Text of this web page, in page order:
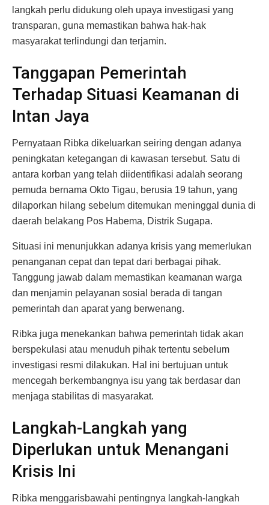
langkah perlu didukung oleh upaya investigasi yang
transparan, guna memastikan bahwa hak-hak
masyarakat terlindungi dan terjamin.
Tanggapan Pemerintah
Terhadap Situasi Keamanan di
Intan Jaya
Pernyataan Ribka dikeluarkan seiring dengan adanya
peningkatan ketegangan di kawasan tersebut. Satu di
antara korban yang telah diidentifikasi adalah seorang
pemuda bernama Okto Tigau, berusia 19 tahun, yang
dilaporkan hilang sebelum ditemukan meninggal dunia di
daerah belakang Pos Habema, Distrik Sugapa.
Situasi ini menunjukkan adanya krisis yang memerlukan
penanganan cepat dan tepat dari berbagai pihak.
Tanggung jawab dalam memastikan keamanan warga
dan menjamin pelayanan sosial berada di tangan
pemerintah dan aparat yang berwenang.
Ribka juga menekankan bahwa pemerintah tidak akan
berspekulasi atau menuduh pihak tertentu sebelum
investigasi resmi dilakukan. Hal ini bertujuan untuk
mencegah berkembangnya isu yang tak berdasar dan
menjaga stabilitas di masyarakat.
Langkah-Langkah yang
Diperlukan untuk Menangani
Krisis Ini
Ribka menggarisbawahi pentingnya langkah-langkah